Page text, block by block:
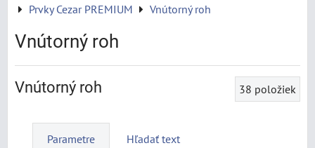
Prvky Cezar PREMIUM
Vnútorný roh
Vnútorný roh
Vnútorný roh 38 položiek
Parametre Hľadať text